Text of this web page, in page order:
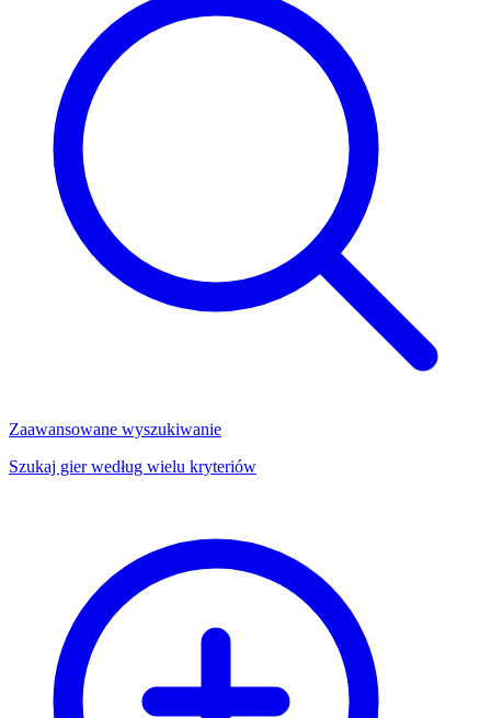
Zaawansowane wyszukiwanie
Szukaj gier według wielu kryteriów